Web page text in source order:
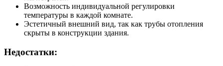
Возможность индивидуальной регулировки
температуры в каждой комнате.
Эстетичный внешний вид, так как трубы отопления
скрыты в конструкции здания.
Недостатки: